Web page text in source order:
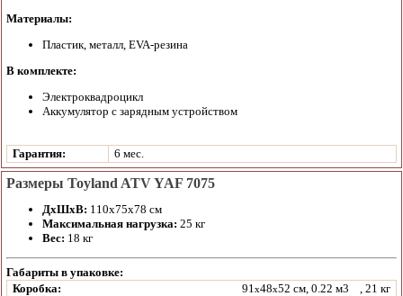
Материалы:
Пластик, металл, EVA-резина
В комплекте:
Электроквадроцикл
Аккумулятор с зарядным устройством
Гарантия: 6 мес.
Размеры Toyland ATV YAF 7075
ДхШхВ: 110х75х78 см
Максимальная нагрузка: 25 кг
Вес: 18 кг
Габариты в упаковке:
Коробка:
91 x48x52 см, 0.22 м3 , 21 кг